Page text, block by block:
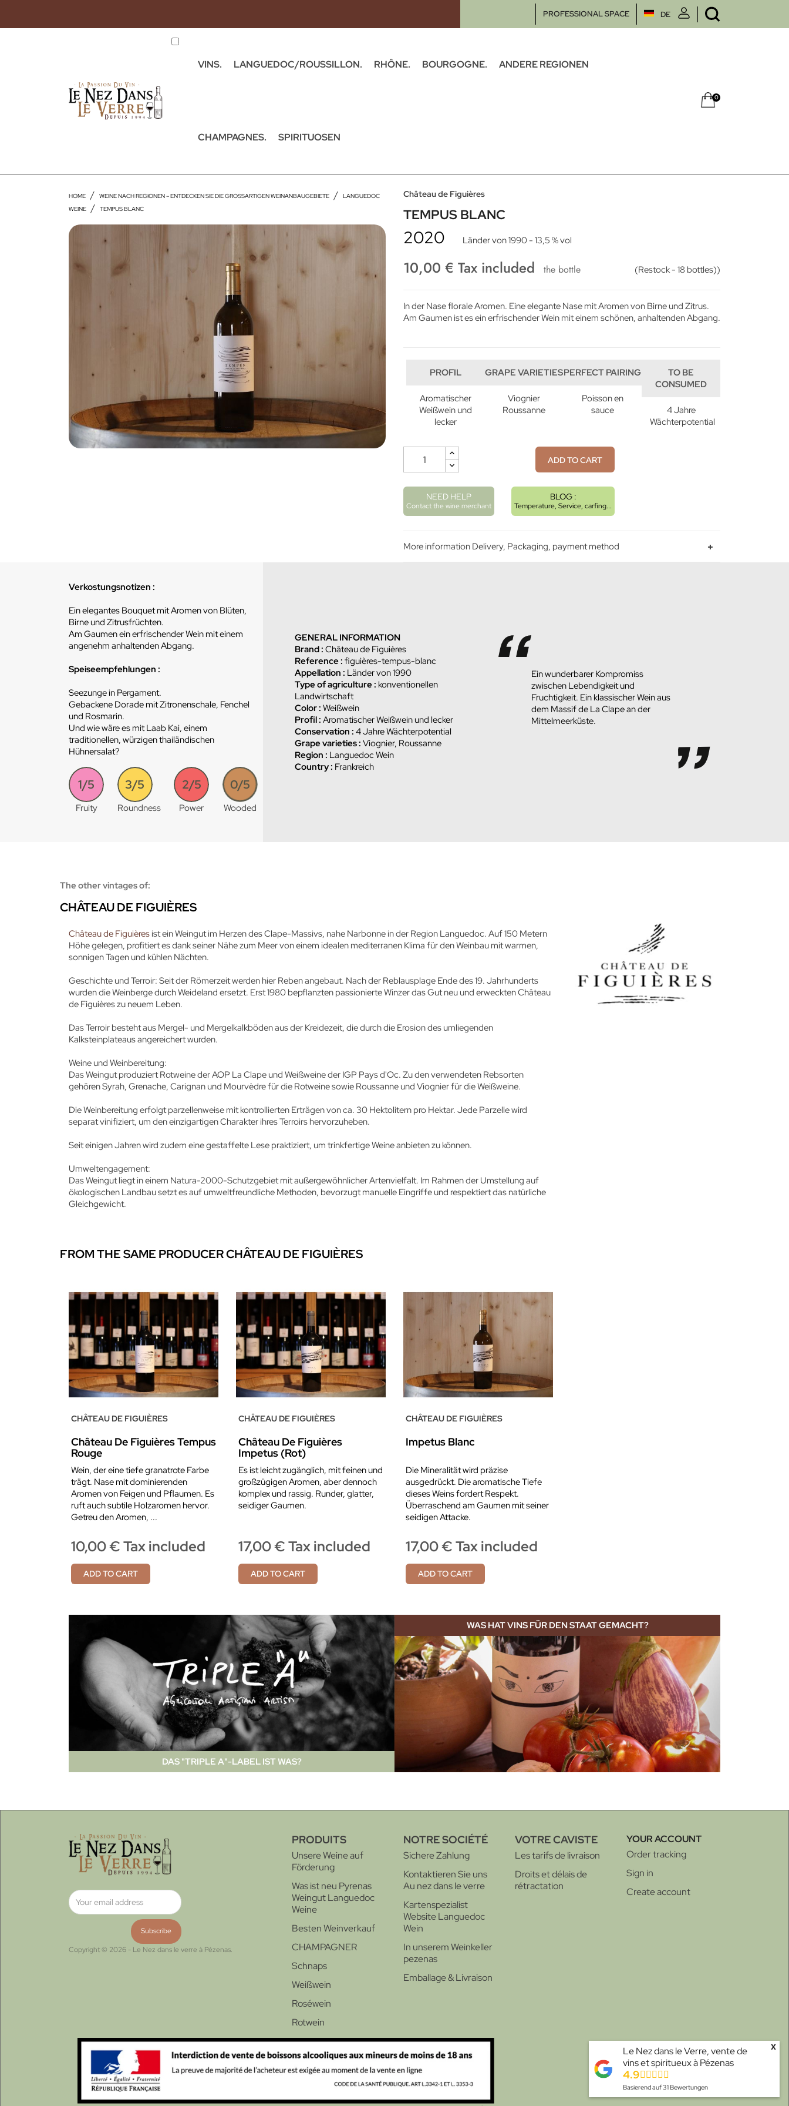
PROFESSIONAL SPACE DE
VINS. LANGUEDOC/ROUSSILLON. RHÔNE. BOURGOGNE. ANDERE REGIONEN
CHAMPAGNES. SPIRITUOSEN
0
HOME WEINE NACH REGIONEN – ENTDECKEN SIE DIE GROSSARTIGEN WEINANBAUGEBIETE
LANGUEDOC
WEINE
TEMPUS BLANC
Château de Figuières
TEMPUS BLANC
2020 Länder von 1990- 13,5 % vol
10,00 € Tax included the bottle (Restock - 18 bottles))
In der Nase florale Aromen. Eine elegante Nase mit Aromen von Birne und Zitrus.
Am Gaumen ist es ein erfrischender Wein mit einem schönen, anhaltenden Abgang.
PROFIL
Aromatischer
Weißwein und
lecker
GRAPE VARIETIES
Viognier
Roussanne
PERFECT PAIRING
Poisson en
sauce
TO BE
CONSUMED
4 Jahre
Wächterpotential
ADD TO CART
NEED HELP
Contact the wine merchant
BLOG :
Temperature, Service, carfing...
More information Delivery, Packaging, payment method
Verkostungsnotizen :
Ein elegantes Bouquet mit Aromen von Blüten,
Birne und Zitrusfrüchten.
Am Gaumen ein erfrischender Wein mit einem
angenehm anhaltenden Abgang.
Speiseempfehlungen :
Seezunge in Pergament.
Gebackene Dorade mit Zitronenschale, Fenchel
und Rosmarin.
Und wie wäre es mit Laab Kai, einem
traditionellen, würzigen thailändischen
Hühnersalat?
1/5
Fruity
3/5
Roundness
2/5
Power
0/5
Wooded
GENERAL INFORMATION
Brand : Château de Figuières
Reference : figuières-tempus-blanc
Appellation : Länder von 1990
Type of agriculture : konventionellen
Landwirtschaft
Color : Weißwein
Profil : Aromatischer Weißwein und lecker
Conservation : 4 Jahre Wächterpotential
Grape varieties : Viognier, Roussanne
Region : Languedoc Wein
Country : Frankreich
Ein wunderbarer Kompromiss
zwischen Lebendigkeit und
Fruchtigkeit. Ein klassischer Wein aus
dem Massif de La Clape an der
Mittelmeerküste.
The other vintages of:
CHÂTEAU DE FIGUIÈRES
Château de Figuièresist ein Weingut im Herzen des Clape-Massivs, nahe Narbonne in der Region Languedoc. Auf 150 Metern
Höhe gelegen, profitiert es dank seiner Nähe zum Meer von einem idealen mediterranen Klima für den Weinbau mit warmen,
sonnigen Tagen und kühlen Nächten.
Geschichte und Terroir: Seit der Römerzeit werden hier Reben angebaut. Nach der Reblausplage Ende des 19. Jahrhunderts
wurden die Weinberge durch Weideland ersetzt. Erst 1980 bepflanzten passionierte Winzer das Gut neu und erweckten Château
de Figuières zu neuem Leben.
Das Terroir besteht aus Mergel- und Mergelkalkböden aus der Kreidezeit, die durch die Erosion des umliegenden
Kalksteinplateaus angereichert wurden.
Weine und Weinbereitung:
Das Weingut produziert Rotweine der AOP La Clape und Weißweine der IGP Pays d'Oc. Zu den verwendeten Rebsorten
gehören Syrah, Grenache, Carignan und Mourvèdre für die Rotweine sowie Roussanne und Viognier für die Weißweine.
Die Weinbereitung erfolgt parzellenweise mit kontrollierten Erträgen von ca. 30 Hektolitern pro Hektar. Jede Parzelle wird
separat vinifiziert, um den einzigartigen Charakter ihres Terroirs hervorzuheben.
Seit einigen Jahren wird zudem eine gestaffelte Lese praktiziert, um trinkfertige Weine anbieten zu können.
Umweltengagement:
Das Weingut liegt in einem Natura-2000-Schutzgebiet mit außergewöhnlicher Artenvielfalt. Im Rahmen der Umstellung auf
ökologischen Landbau setzt es auf umweltfreundliche Methoden, bevorzugt manuelle Eingriffe und respektiert das natürliche
Gleichgewicht.
FROM THE SAME PRODUCER CHÂTEAU DE FIGUIÈRES
CHÂTEAU DE FIGUIÈRES
Château De Figuières Tempus
Rouge
Wein, der eine tiefe granatrote Farbe
trägt. Nase mit dominierenden
Aromen von Feigen und Pflaumen. Es
ruft auch subtile Holzaromen hervor.
Getreu den Aromen, ...
10,00 € Tax included
ADD TO CART
CHÂTEAU DE FIGUIÈRES
Château De Figuières
Impetus (rot)
Es ist leicht zugänglich, mit feinen und
großzügigen Aromen, aber dennoch
komplex und rassig. Runder, glatter,
seidiger Gaumen.
17,00 € Tax included
ADD TO CART
CHÂTEAU DE FIGUIÈRES
Impetus Blanc
Die Mineralität wird präzise
ausgedrückt. Die aromatische Tiefe
dieses Weins fordert Respekt.
Überraschend am Gaumen mit seiner
seidigen Attacke.
17,00 € Tax included
ADD TO CART
DAS "TRIPLE A"-LABEL IST WAS?
WAS HAT VINS FÜR DEN STAAT GEMACHT?
Copyright © 2026 - Le Nez dans le verre à Pézenas.
PRODUITS
Unsere Weine auf
Förderung
Was ist neu Pyrenas
Weingut Languedoc
Weine
Besten Weinverkauf
CHAMPAGNER
Schnaps
Weißwein
Roséwein
Rotwein
NOTRE SOCIÉTÉ
Sichere Zahlung
Kontaktieren Sie uns
Au nez dans le verre
Kartenspezialist
Website Languedoc
Wein
In unserem Weinkeller
pezenas
Emballage & Livraison
VOTRE CAVISTE
Les tarifs de livraison
Droits et délais de
rétractation
YOUR ACCOUNT
Order tracking
Sign in
Create account
Le Nez dans le Verre, vente de
vins et spiritueux à Pézenas
4.9
Basierend auf31Bewertungen
x